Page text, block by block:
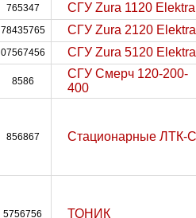
765347 СГУ Zura 1120 Elektra
78435765 СГУ Zura 2120 Elektra
07567456 СГУ Zura 5120 Elektra
8586
СГУ Смерч 120-200-
400
856867 Стационарные ЛТК-С
5756756 ТОНИК